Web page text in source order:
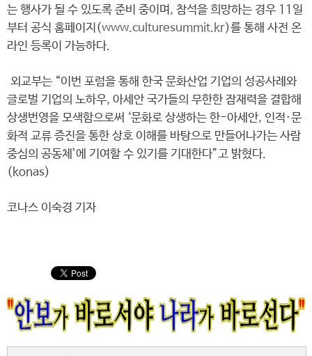
는 행사가 될 수 있도록 준비 중이며, 참석을 희망하는 경우 11일
부터 공식 홈페이지(www.culturesummit.kr)를 통해 사전 온
라인 등록이 가능하다.
외교부는 “이번 포럼을 통해 한국 문화산업 기업의 성공사례와
글로벌 기업의 노하우, 아세안 국가들의 무한한 잠재력을 결합해
상생번영을 모색함으로써 ‘문화로 상생하는 한-아세안, 인적·문
화적 교류 증진을 통한 상호 이해를 바탕으로 만들어나가는 사람
중심의 공동체’에 기여할 수 있기를 기대한다”고 밝혔다.
(konas)
코나스 이숙경 기자